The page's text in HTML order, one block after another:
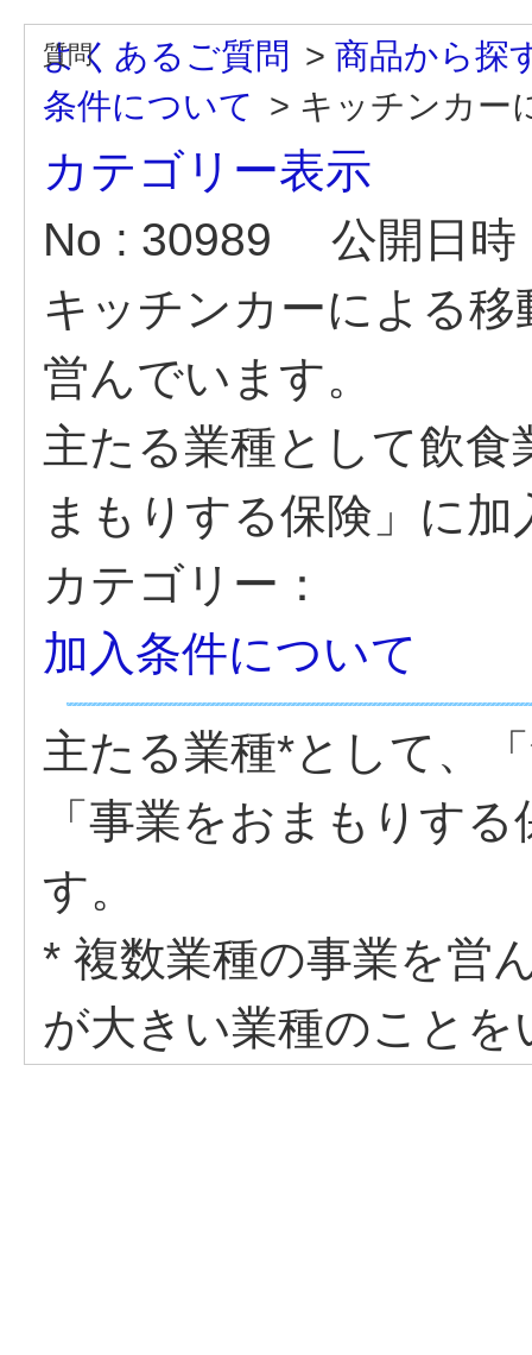
よくあるご質問 > 商品から探
条件について > キッチンカー
カテゴリー表示
No : 30989
公開日
キッチンカーによる
営んでいます。
主たる業種として飲
まもりする保険」に
カテゴリー：
加入条件について
主たる業種*として、
「事業をおまもりす
す。
* 複数業種の事業を営
が大きい業種のことを